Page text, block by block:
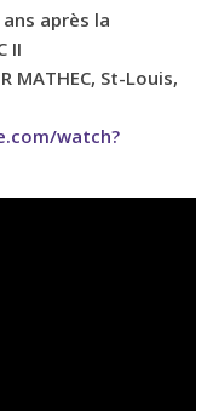
après la
II
MATHEC, St-Louis,
watch?